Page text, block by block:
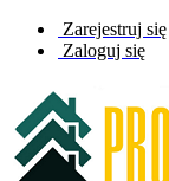
Zarejestruj się
Zaloguj się